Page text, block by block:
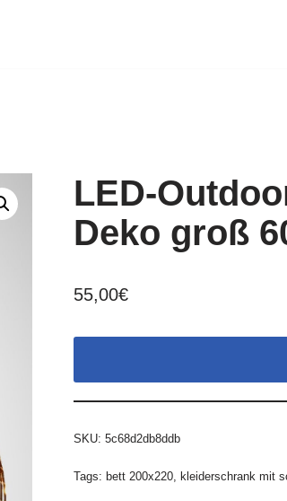
LED-
Deko groß
55,00€
SKU: 5c68d2db8ddb
Tags: bett 200x220, kleiderschrank mit